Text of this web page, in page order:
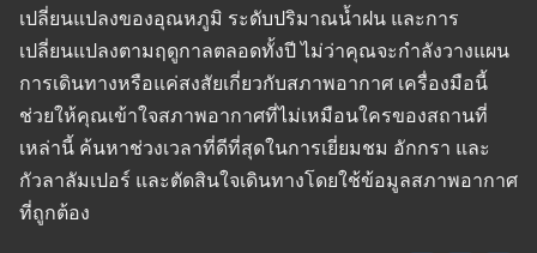
เปลี่ยนแปลงของอุณหภูมิ ระดับปริมาณน้ำฝน และการ
เปลี่ยนแปลงตามฤดูกาลตลอดทั้งปี ไม่ว่าคุณจะกำลังวางแผน
การเดินทางหรือแค่สงสัยเกี่ยวกับสภาพอากาศ เครื่องมือนี้
ช่วยให้คุณเข้าใจสภาพอากาศที่ไม่เหมือนใครของสถานที่
เหล่านี้ ค้นหาช่วงเวลาที่ดีที่สุดในการเยี่ยมชม อักกรา และ
กัวลาลัมเปอร์ และตัดสินใจเดินทางโดยใช้ข้อมูลสภาพอากาศ
ที่ถูกต้อง